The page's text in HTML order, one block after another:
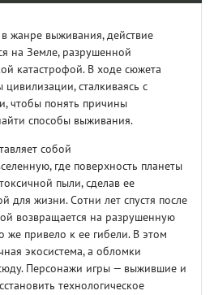
жанре выживания, действие
на Земле, разрушенной
катастрофой. В ходе сюжета
сталкиваясь с
чтобы понять причины
способы выживания.
собой
где поверхность планеты
пыли, сделав ее
для жизни. Сотни лет спустя после
возвращается на разрушенную
же привело к ее гибели. В этом
экосистема, а обломки
Персонажи игры — выжившие и
технологическое